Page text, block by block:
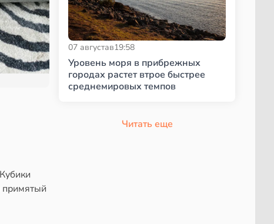
примятый
07 августав19:58
Уровень моря в прибрежных
городах растет втрое быстрее
среднемировых темпов
Читать еще